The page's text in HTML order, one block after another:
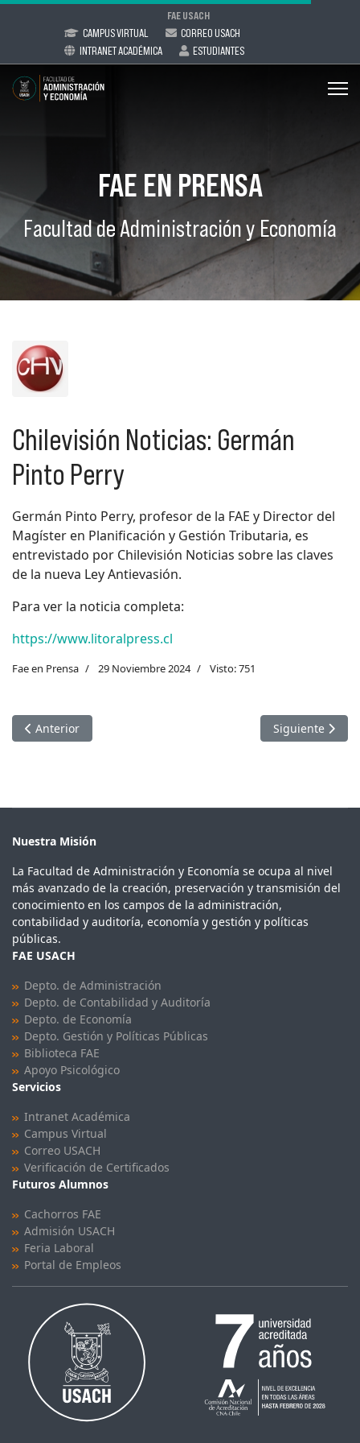
FAE USACH
CAMPUS VIRTUAL
CORREO USACH
INTRANET ACADÉMICA
ESTUDIANTES
FAE EN PRENSA
Facultad de Administración y Economía
Chilevisión Noticias: Germán
Pinto Perry
Germán Pinto Perry, profesor de la FAE y Director del
Magíster en Planificación y Gestión Tributaria, es
entrevistado por Chilevisión Noticias sobre las claves
de la nueva Ley Antievasión.
Para ver la noticia completa:
https://www.litoralpress.cl
Fae en Prensa 29 Noviembre 2024 Visto: 751
Artículo anterior: Radio Agricultura: Entrevista Víctor Salas
Anterior Artículo
Siguiente
Nuestra Misión
La Facultad de Administración y Economía se ocupa al nivel
más avanzado de la creación, preservación y transmisión del
conocimiento en los campos de la administración,
contabilidad y auditoría, economía y gestión y políticas
públicas.
FAE USACH
Depto. de Administración
Depto. de Contabilidad y Auditoría
Depto. de Economía
Depto. Gestión y Políticas Públicas
Biblioteca FAE
Apoyo Psicológico
Servicios
Intranet Académica
Campus Virtual
Correo USACH
Verificación de Certificados
Futuros Alumnos
Cachorros FAE
Admisión USACH
Feria Laboral
Portal de Empleos